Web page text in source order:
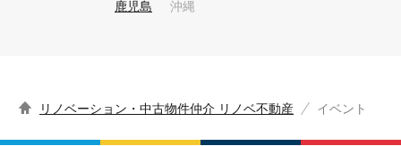
鹿児島 沖縄
リノベーション・中古物件仲介 リノベ不動産 イベント